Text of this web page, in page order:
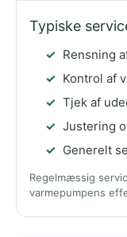
Typiske
Rensning
Kontrol af
Tjek af
Justering
Generelt
Regelmæssig
varmepumpens